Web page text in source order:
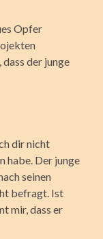
Opfer
der junge
dir nicht
habe. Der junge
seinen
befragt. Ist
mir, dass er